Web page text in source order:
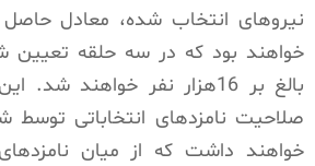
نیروهای انتخاب شده، معادل
خواهند بود که در سه حلقه تعیین
بالغ بر 16هزار نفر خواهند
صلاحیت نامزدهای انتخاباتی توسط
خواهند داشت که از میان